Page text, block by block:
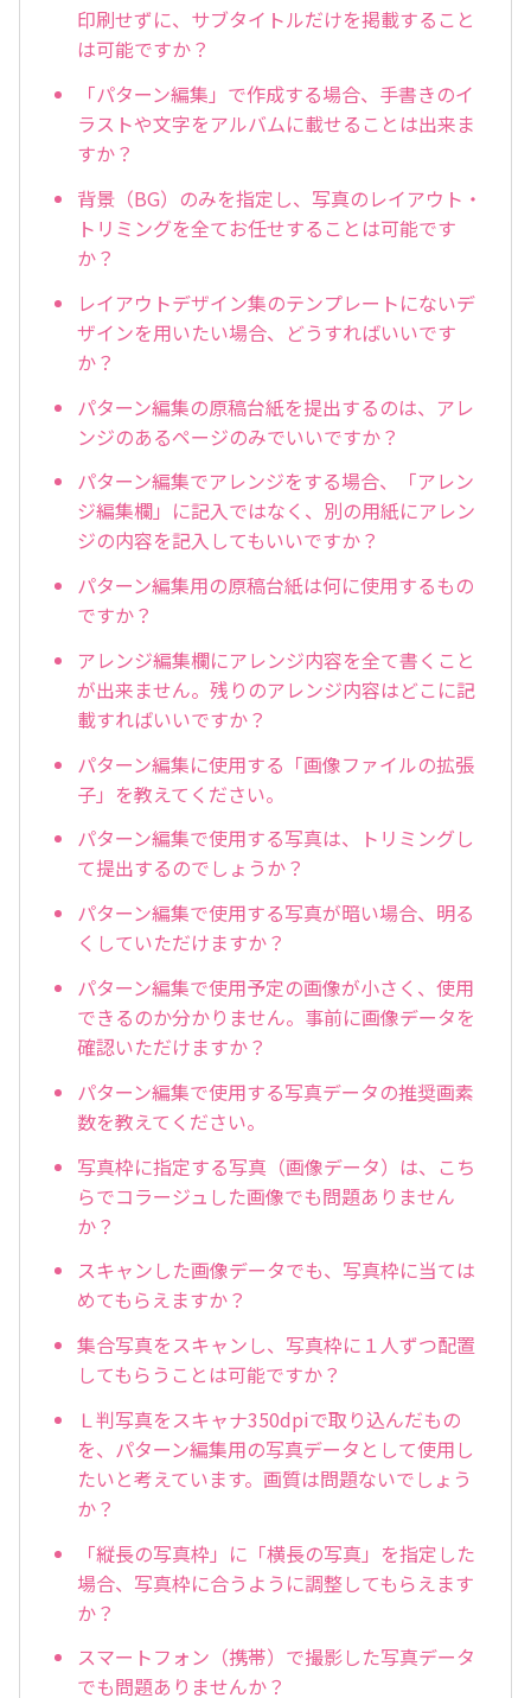
印刷せずに、サブタイトルだけを掲載すること
は可能ですか？
「パターン編集」で作成する場合、手書きのイ
ラストや文字をアルバムに載せることは出来ま
すか？
背景（BG）のみを指定し、写真のレイアウト・
トリミングを全てお任せすることは可能です
か？
レイアウトデザイン集のテンプレートにないデ
ザインを用いたい場合、どうすればいいです
か？
パターン編集の原稿台紙を提出するのは、アレ
ンジのあるページのみでいいですか？
パターン編集でアレンジをする場合、「アレン
ジ編集欄」に記入ではなく、別の用紙にアレン
ジの内容を記入してもいいですか？
パターン編集用の原稿台紙は何に使用するもの
ですか？
アレンジ編集欄にアレンジ内容を全て書くこと
が出来ません。残りのアレンジ内容はどこに記
載すればいいですか？
パターン編集に使用する「画像ファイルの拡張
子」を教えてください。
パターン編集で使用する写真は、トリミングし
て提出するのでしょうか？
パターン編集で使用する写真が暗い場合、明る
くしていただけますか？
パターン編集で使用予定の画像が小さく、使用
できるのか分かりません。事前に画像データを
確認いただけますか？
パターン編集で使用する写真データの推奨画素
数を教えてください。
写真枠に指定する写真（画像データ）は、こち
らでコラージュした画像でも問題ありません
か？
スキャンした画像データでも、写真枠に当ては
めてもらえますか？
集合写真をスキャンし、写真枠に１人ずつ配置
してもらうことは可能ですか？
Ｌ判写真をスキャナ350dpiで取り込んだもの
を、パターン編集用の写真データとして使用し
たいと考えています。画質は問題ないでしょう
か？
「縦長の写真枠」に「横長の写真」を指定した
場合、写真枠に合うように調整してもらえます
か？
スマートフォン（携帯）で撮影した写真データ
でも問題ありませんか？